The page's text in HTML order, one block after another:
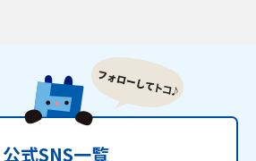
公式SNS一覧